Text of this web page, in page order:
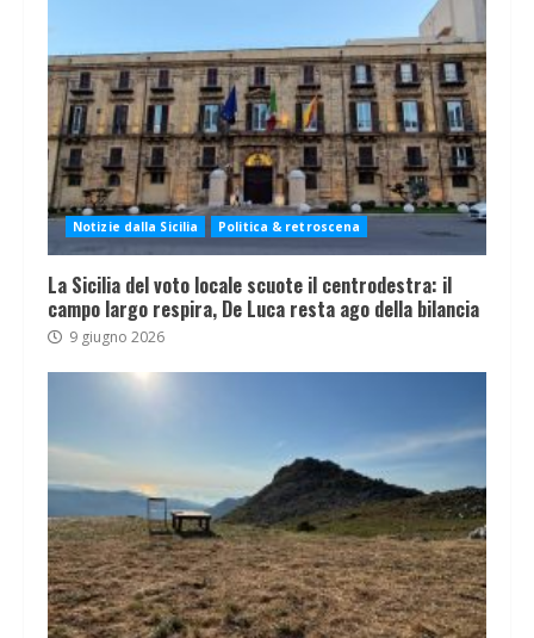
Notizie dalla Sicilia Politica & retroscena
La Sicilia del voto locale scuote il centrodestra: il
campo largo respira, De Luca resta ago della bilancia
9 giugno 2026